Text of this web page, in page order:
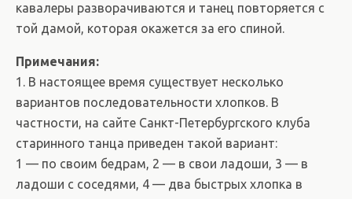
кавалеры разворачиваются и танец повторяется с
той дамой, которая окажется за его спиной.
Примечания:
1. В настоящее время существует несколько
вариантов последовательности хлопков. В
частности, на сайте Санкт-Петербургского клуба
старинного танца приведен такой вариант:
1 — по своим бедрам, 2 — в свои ладоши, 3 — в
ладоши с соседями, 4 — два быстрых хлопка в